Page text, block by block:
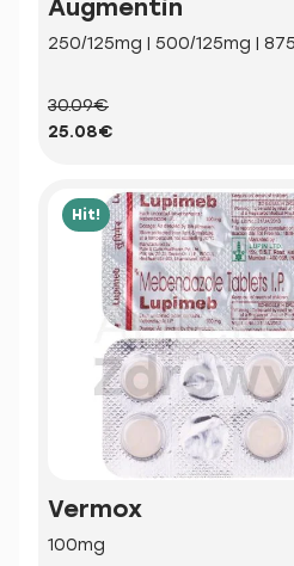
Augmentin
250/125mg | 500/125mg |
30.09€
25.08€
Hit!
Vermox
100mg